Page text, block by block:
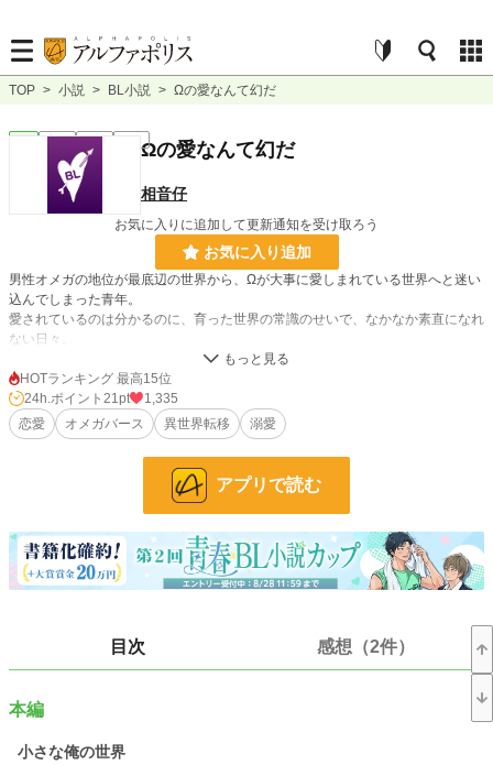
TOP > 小説 > BL小説 > Ωの愛なんて幻だ
完結 長編 Ωの愛なんて幻だ
相音仔
お気に入りに追加して更新通知を受け取ろう
お気に入り追加
男性オメガの地位が最底辺の世界から、Ωが大事に愛しまれている世界へと迷い
込んでしまった青年。
愛されているのは分かるのに、育った世界の常識のせいで、なかなか素直になれ
ない日々。
このひとの愛はホンモノなのだろうか？自分はいったいどうすればいいのだろ
う。
「Ωの愛なんて幻だ」そう思っていた青年が答えを見つけるまでの物語。
※この小説はムーンライトノベルズでも投稿しています。向こうでは完結済み。
投稿は基本毎日22時。（休日のみ12時30と22時の2回）
・固定CP α（貴族・穏やか・敬語・年上）×Ω（幸薄・無気力・流されやす
・ちょっと不思議な設定がある程度でファンタジー（魔法）割合は低め。
・オメガバースで本番ありなので、18歳未満の方はNG。そこそこの描写がある
回はタイトルまえに※入れてあります。
お気に入り
HOTランキング 最高15位
24h.ポイント 21pt
1,335
恋愛
オメガバース 異世界転移 溺愛
アプリで読む
目次 感想（2件）
本編
小さな俺の世界